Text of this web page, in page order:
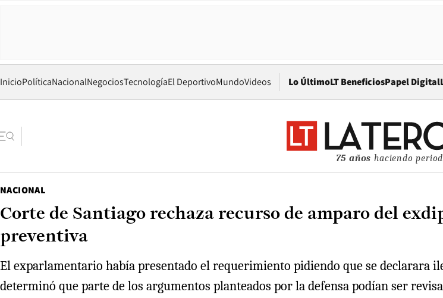
InicioPolíticaNacionalNegociosTecnologíaEl DeportivoMundoVideos Lo ÚltimoLT BeneficiosPapel Digital
75 años haciendo
NACIONAL
Corte de Santiago rechaza recurso de amparo del
preventiva
El exparlamentario había presentado el requerimiento pidiendo que se declarara
determinó que parte de los argumentos planteados por la defensa podían ser